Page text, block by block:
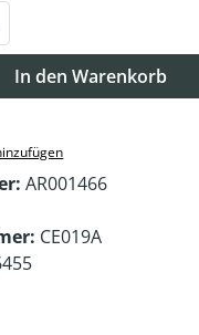
Gib den
In den Warenkorb
AR001466
CE019A